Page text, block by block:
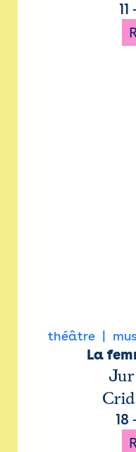
11
théâtre
La
18